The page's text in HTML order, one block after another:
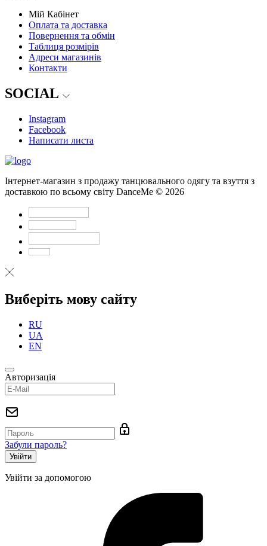
Мій Кабінет
Оплата та доставка
Повернення та обмін
Таблиця розмірів
Адреси магазинів
Контакти
SOCIAL
Instagram
Facebook
Написати листа
Інтернет-магазин з продажу танцювального одягу та взуття з
доставкою по всьому світу DanceMe © 2026
Виберіть мову сайту
RU
UA
EN
Авторизація
Забули пароль?
Увійти за допомогою